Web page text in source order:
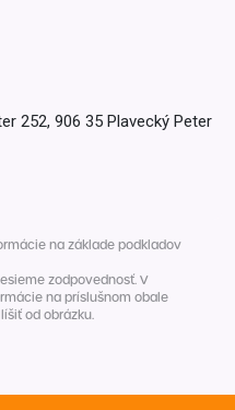
252, 906 35 Plavecký Peter
na základe podkladov
zodpovednosť. V
na príslušnom obale
od obrázku.